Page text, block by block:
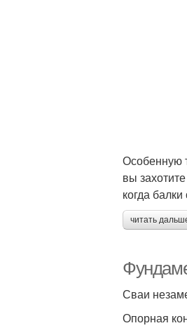
Особенную
вы
когда
читать
Сваи
Опорная